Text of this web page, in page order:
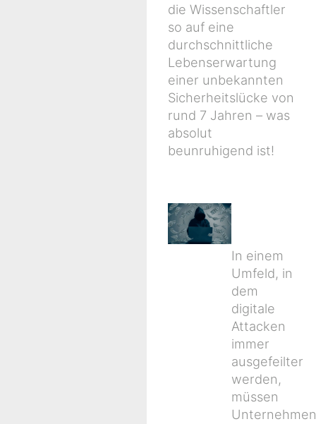
die Wissenschaftler
so auf eine
durchschnittliche
Lebenserwartung
einer unbekannten
Sicherheitslücke von
rund 7 Jahren – was
absolut
beunruhigend ist!
In einem
Umfeld, in
dem
digitale
Attacken
immer
ausgefeilter
werden,
müssen
Unternehmen